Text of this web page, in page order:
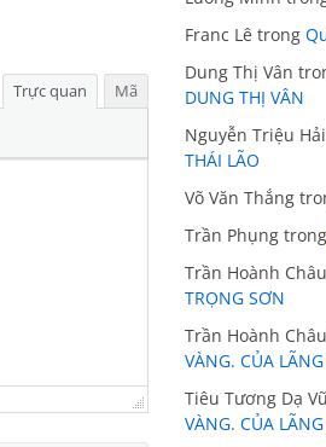
Trực quan Mã
Franc Lê trong
Dung Thị Vân
DUNG THỊ VÂN
Nguyễn Triệu Hải
THÁI LÃO
Võ Văn Thắng
Trần Phụng trong
Trần Hoành Châu
TRỌNG SƠN
Trần Hoành Châu
VÀNG. CỦA
Tiêu Tương Dạ Vũ
VÀNG. CỦA